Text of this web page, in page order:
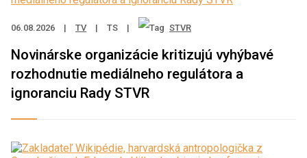
06.08.2026 | TV | TS | STVR
Novinárske organizácie kritizujú vyhýbavé
rozhodnutie mediálneho regulátora a
ignoranciu Rady STVR